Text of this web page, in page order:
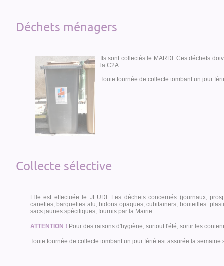
Déchets ménagers
Ils sont collectés le MARDI. Ces déchets
la C2A.
Toute tournée de collecte tombant un jour
Collecte sélective
Elle est effectuée le JEUDI. Les déchets concernés (journaux,
canettes, barquettes alu, bidons opaques, cubitainers, bouteilles
sacs jaunes spécifiques, fournis par la Mairie.
ATTENTION ! Pour des raisons d'hygiène, surtout l'été, sortir les
Toute tournée de collecte tombant un jour férié est assurée la semaine